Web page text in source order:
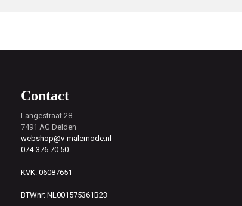
Contact
Langestraat 28
7491 AG Delden
webshop@v-malemode.nl
074-376 70 50
KVK: 06087651
BTWnr: NL001575361B23